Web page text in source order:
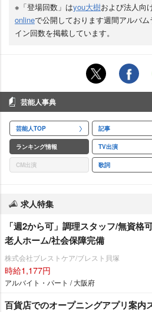
※「登場回数」はyou大樹および法人向
onlineで公開しております週間アルバ
イン回数を掲載しています。
芸能人事典
芸能人TOP 記事
ランキング情報 TV出演
CM出演 歌詞
求人特集
「週2から可」調理スタッフ/無資格
老人ホーム/社会保障完備
株式会社ブレストケア/ブレスト貝塚
時給1,177円
アルバイト・パート / 大阪府
百貨店でのオープニングアプリ案内